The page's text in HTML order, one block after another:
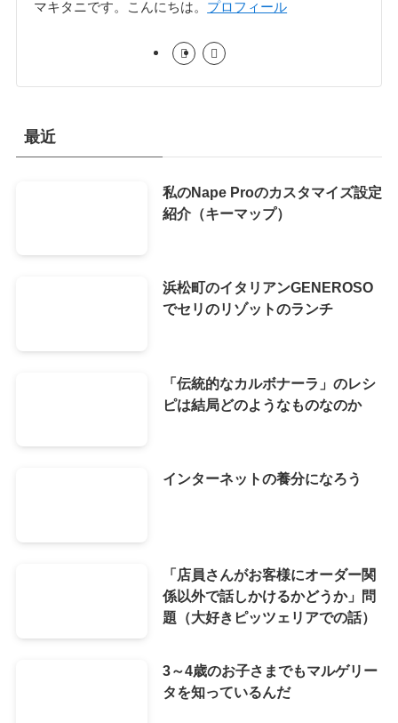
マキタニです。こんにちは。 プロフィール
最近
私のNape Proのカスタマイズ設定
紹介（キーマップ）
浜松町のイタリアンGENEROSO
でセリのリゾットのランチ
「伝統的なカルボナーラ」のレシ
ピは結局どのようなものなのか
インターネットの養分になろう
「店員さんがお客様にオーダー関
係以外で話しかけるかどうか」問
題（大好きピッツェリアでの話）
3～4歳のお子さまでもマルゲリー
タを知っているんだ